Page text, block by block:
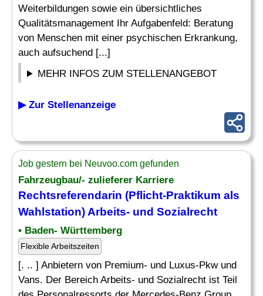
Weiterbildungen sowie ein übersichtliches
Qualitätsmanagement Ihr Aufgabenfeld: Beratung
von Menschen mit einer psychischen Erkrankung,
auch aufsuchend [...]
MEHR INFOS ZUM STELLENANGEBOT
▶ Zur Stellenanzeige
Job gestern bei Neuvoo.com gefunden
Fahrzeugbau/- zulieferer Karriere
Rechtsreferendarin (Pflicht-Praktikum als
Wahlstation) Arbeits- und Sozialrecht
• Baden- Württemberg
Flexible Arbeitszeiten
[. .. ] Anbietern von Premium- und Luxus-Pkw und
Vans. Der Bereich Arbeits- und Sozialrecht ist Teil